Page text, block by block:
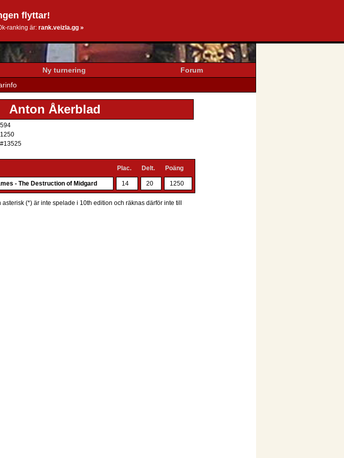
flyttar!
ranking är: rank.veizla.gg »
Ny turnering
Forum
Anton Åkerblad
594
1250
#13525
Plac. Delt. Poäng
- The Destruction of Midgard 14 20 1250
(*) är inte spelade i 10th edition och räknas därför inte till